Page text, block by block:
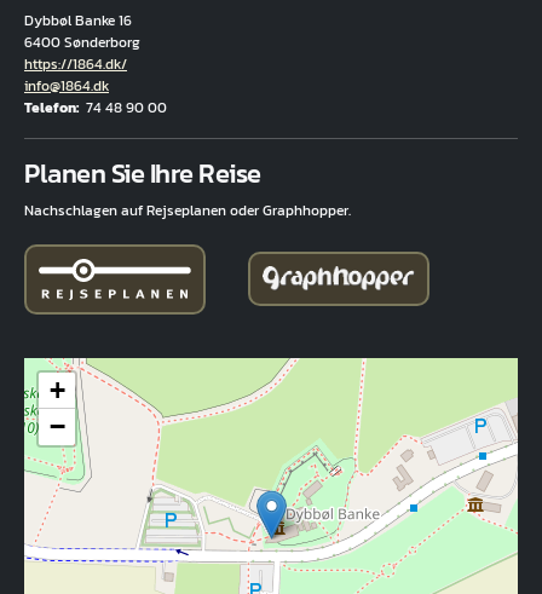
Dybbøl Banke 16
6400 Sønderborg
Hjemmeside
https://1864.dk/
E-Mail
info@1864.dk
Telefon 74 48 90 00
Planen Sie Ihre Reise
Nachschlagen auf Rejseplanen oder Graphhopper.
+
−